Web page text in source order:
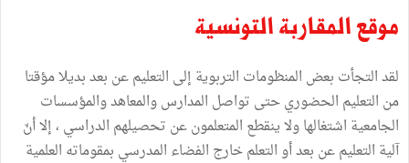
موقع المقاربة التونسية
لقد التجأت بعض المنظومات التربوية إلى التعليم عن بعد بديلا مؤقتا
من التعليم الحضوري حتى تواصل المدارس والمعاهد والمؤسسات
الجامعية اشتغالها ولا ينقطع المتعلمون عن تحصيلهم الدراسي ، إلا أنّ
آلية التعليم عن بعد أو التعلم خارج الفضاء المدرسي بمقوماته العلمية